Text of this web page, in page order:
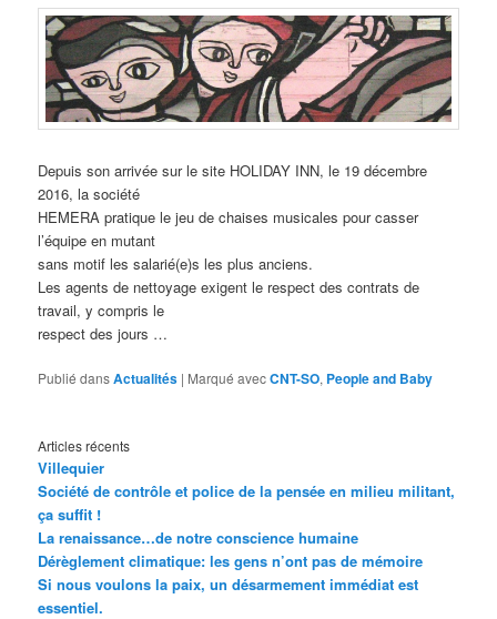
Depuis son arrivée sur le site HOLIDAY INN, le 19 décembre
2016, la société
HEMERA pratique le jeu de chaises musicales pour casser
l’équipe en mutant
sans motif les salarié(e)s les plus anciens.
Les agents de nettoyage exigent le respect des contrats de
travail, y compris le
respect des jours …
Publié dansActualités | Marqué avecCNT-SO, People and Baby
Articles récents
Villequier
Société de contrôle et police de la pensée en milieu militant,
ça suffit !
La renaissance…de notre conscience humaine
Dérèglement climatique: les gens n’ont pas de mémoire
Si nous voulons la paix, un désarmement immédiat est
essentiel.